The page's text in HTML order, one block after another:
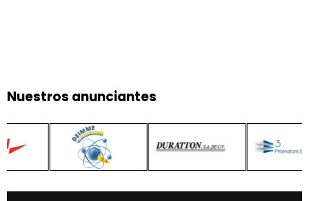
Nuestros anunciantes